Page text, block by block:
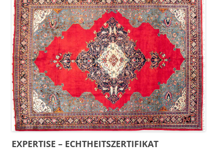
EXPERTISE – ECHTHEITSZERTIFIKAT